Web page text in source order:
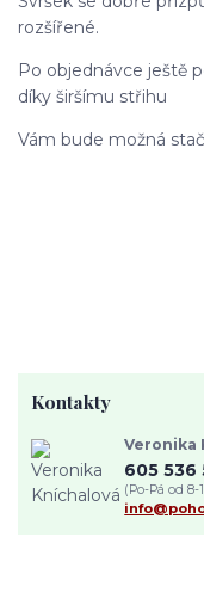
rozšířené.
Po objednávce ještě
díky širšímu střihu
Vám bude možná
Kontakty
Veronika
605 536
(Po-Pá od 8-